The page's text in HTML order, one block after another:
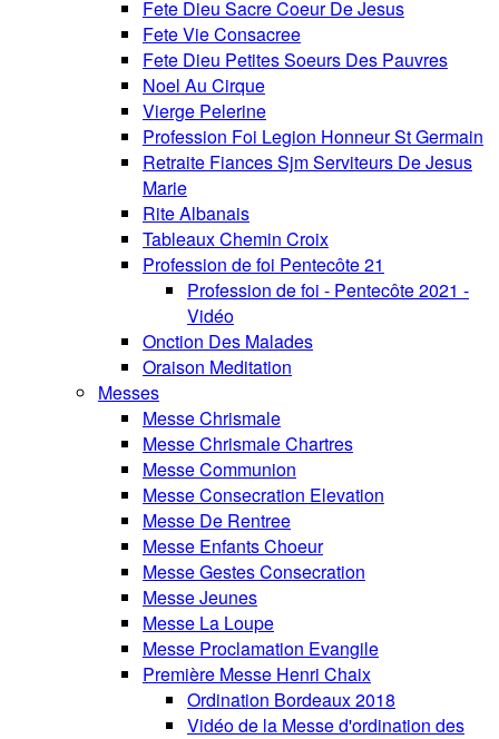
Fete Dieu Sacre Coeur De Jesus
Fete Vie Consacree
Fete Dieu Petites Soeurs Des Pauvres
Noel Au Cirque
Vierge Pelerine
Profession Foi Legion Honneur St Germain
Retraite Fiances Sjm Serviteurs De Jesus
Marie
Rite Albanais
Tableaux Chemin Croix
Profession de foi Pentecôte 21
Profession de foi - Pentecôte 2021 -
Vidéo
Onction Des Malades
Oraison Meditation
Messes
Messe Chrismale
Messe Chrismale Chartres
Messe Communion
Messe Consecration Elevation
Messe De Rentree
Messe Enfants Choeur
Messe Gestes Consecration
Messe Jeunes
Messe La Loupe
Messe Proclamation Evangile
Première Messe Henri Chaix
Ordination Bordeaux 2018
Vidéo de la Messe d'ordination des